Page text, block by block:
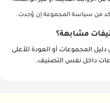
من سياسة المجموعة إن وُجدت.
مشابهة؟
المجموعات أو العودة للأعلى
داخل نفس التصنيف.